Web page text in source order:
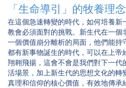
「生命導引」的牧養理念
在這個急速轉變的時代，如何培養新
教會必須面對的挑戰。新生代在一
一個價值崩分離析的局面，他們能持
都有新事物誕生的時代，可以在上
翔翱飛揚，這會不會是我們對下一代
活場景，加上新生代的思想文化的
真理和信仰的核心價值，有效地傳承